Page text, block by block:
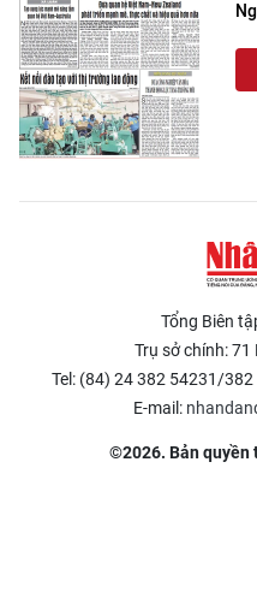
Tổng Biên
Trụ sở chính: 71
Tel: (84) 24 382 54231/
E-mail:
©2026. Bản quyền